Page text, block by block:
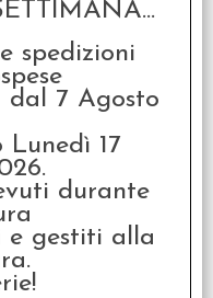
Cripta
spedizioni
dal 7 Agosto
17
durante
e gestiti alla